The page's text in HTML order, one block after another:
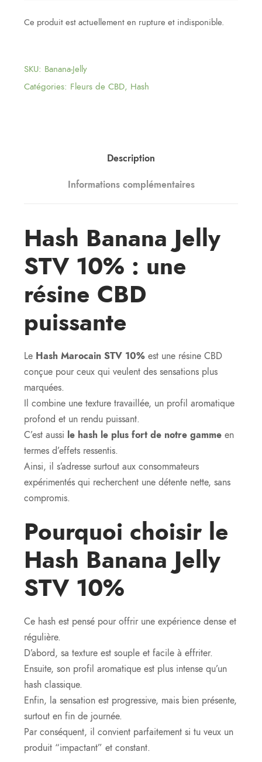
Ce produit est actuellement en rupture et indisponible.
SKU: Banana-Jelly
Catégories: Fleurs de CBD, Hash
Description
Informations complémentaires
Hash Banana Jelly
STV 10% : une
résine CBD
puissante
Le Hash Marocain STV 10% est une résine CBD
conçue pour ceux qui veulent des sensations plus
marquées.
Il combine une texture travaillée, un profil aromatique
profond et un rendu puissant.
C’est aussi le hash le plus fort de notre gamme en
termes d’effets ressentis.
Ainsi, il s’adresse surtout aux consommateurs
expérimentés qui recherchent une détente nette, sans
compromis.
Pourquoi choisir le
Hash Banana Jelly
STV 10%
Ce hash est pensé pour offrir une expérience dense et
régulière.
D’abord, sa texture est souple et facile à effriter.
Ensuite, son profil aromatique est plus intense qu’un
hash classique.
Enfin, la sensation est progressive, mais bien présente,
surtout en fin de journée.
Par conséquent, il convient parfaitement si tu veux un
produit “impactant” et constant.